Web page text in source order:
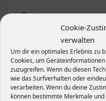
Cookie-
verwalten
Um dir ein optimales Erlebnis zu
Cookies, um
zuzugreifen. Wenn du diesen
wie das Surfverhalten oder
verarbeiten. Wenn du deine
können bestimmte Merkmale
Garten
Grundstück
Hecken
Planung